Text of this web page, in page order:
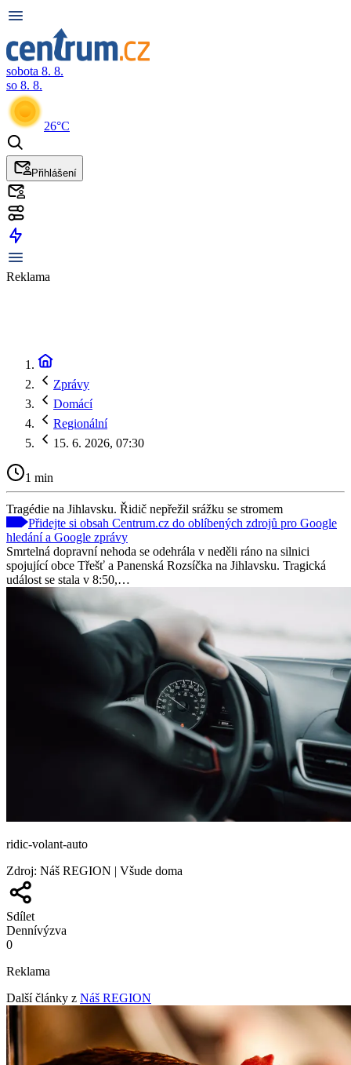
sobota 8. 8.
so 8. 8.
26°C
Přihlášení
Reklama
Zprávy
Domácí
Regionální
15. 6. 2026, 07:30
1 min
Tragédie na Jihlavsku. Řidič nepřežil srážku se stromem
Přidejte si obsah Centrum.cz do oblíbených zdrojů pro Google
hledání a Google zprávy
Smrtelná dopravní nehoda se odehrála v neděli ráno na silnici
spojující obce Třešť a Panenská Rozsíčka na Jihlavsku. Tragická
událost se stala v 8:50,…
ridic-volant-auto
Zdroj: Náš REGION | Všude doma
Sdílet
Dennívýzva
0
Reklama
Další články z Náš REGION